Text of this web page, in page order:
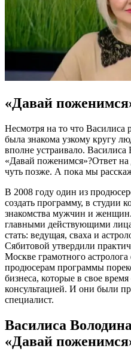
«Давай
Несмотря на то что Василиса
была знакома узкому кругу
вполне устраивало.
«Давай поженимся»?Ответ
чуть позже. А пока мы
В 2008 году один из
создать программу, в студии
знакомства мужчин и женщин.
главными действующими
стать: ведущая, сваха и
Сябитовой утвердили
Москве грамотного
продюсерам программы
бизнеса, которые в свое
консультацией. И они были
специалист.
Василиса
«Давай